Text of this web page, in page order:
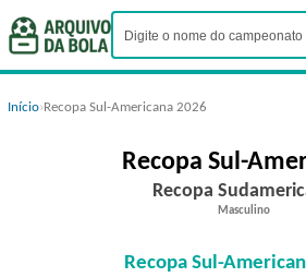
Início›Recopa Sul-Americana 2026
Recopa Sul-
Recopa
Masculino
Recopa Sul-